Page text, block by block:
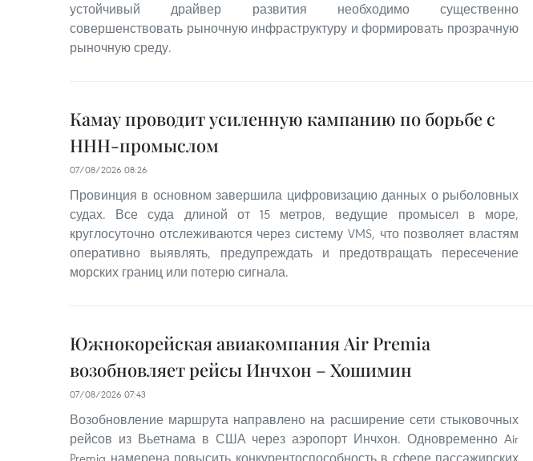
устойчивый драйвер развития необходимо существенно
совершенствовать рыночную инфраструктуру и формировать прозрачную
рыночную среду.
Камау проводит усиленную кампанию по борьбе с
ННН-промыслом
07/08/2026 08:26
Провинция в основном завершила цифровизацию данных о рыболовных
судах. Все суда длиной от 15 метров, ведущие промысел в море,
круглосуточно отслеживаются через систему VMS, что позволяет властям
оперативно выявлять, предупреждать и предотвращать пересечение
морских границ или потерю сигнала.
Южнокорейская авиакомпания Air Premia
возобновляет рейсы Инчхон – Хошимин
07/08/2026 07:43
Возобновление маршрута направлено на расширение сети стыковочных
рейсов из Вьетнама в США через аэропорт Инчхон. Одновременно Air
Premia намерена повысить конкурентоспособность в сфере пассажирских